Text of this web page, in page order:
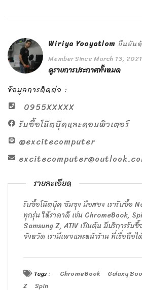
Wiriya Yooyatlom ยืนยัน
Member Since March 13, 2021
ดูรายการประกาศทั้งหมด
ข้อมูลการติดต่อ :
0955XXXXX
รับซื้อโน๊ตบุ๊คและคอมพิวเตอร์
@excitecomputer
รายละเอียด
รับซื้อโน๊ตบุ๊ค ซัมซุง มือสอง เรารับซื้อ
ทุกรุ่น ให้ราคาดี เช่น ChromeBook,
Samsung Z, ATIV เป็นต้น มีบริการรับ
จังหวัด เรามีเพจและหน้าร้าน ที่เชื่อถือไ
Tags : ChromeBook Galaxy
Z
Spin